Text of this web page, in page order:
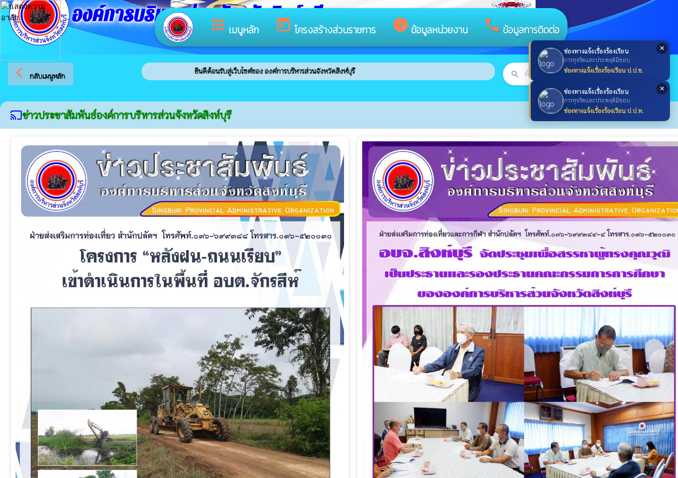
✕
ช่องทางแจ้งเรื่องร้องเรียน
การทุจริตและประพฤติมิชอบ
ช่องทางแจ้งเรื่องร้องเรียน ป.ป.ช.
✕
ช่องทางแจ้งเรื่องร้องเรียน
การทุจริตและประพฤติมิชอบ
ช่องทางแจ้งเรื่องร้องเรียน ป.ป.ท.
apps เมนูหลัก today โครงสร้างส่วนราชการ info ข้อมูลหน่วยงาน call ข้อมูลการติดต่อ
องค์การบริหารส่วนจังหวัดสิงห์บุรี
arrow_back_ios กลับเมนูหลัก
ยินดีต้อนรับสู่เว็บไซต์ของ องค์การบริหารส่วนจังหวัดสิงห์บุรี search searchค้นหา
castข่าวประชาสัมพันธ์องค์การบริหารส่วนจังหวัดสิงห์บุรี